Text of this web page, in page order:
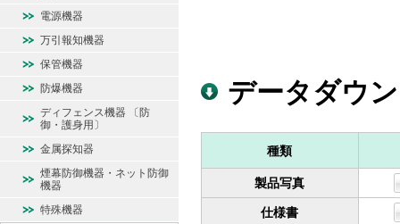
データダウ
種類
製品写真
仕様書
電源機器
万引報知機器
保管機器
防爆機器
ディフェンス機器 〔防
御・護身用〕
金属探知器
煙幕防御機器・ネット防御
機器
特殊機器